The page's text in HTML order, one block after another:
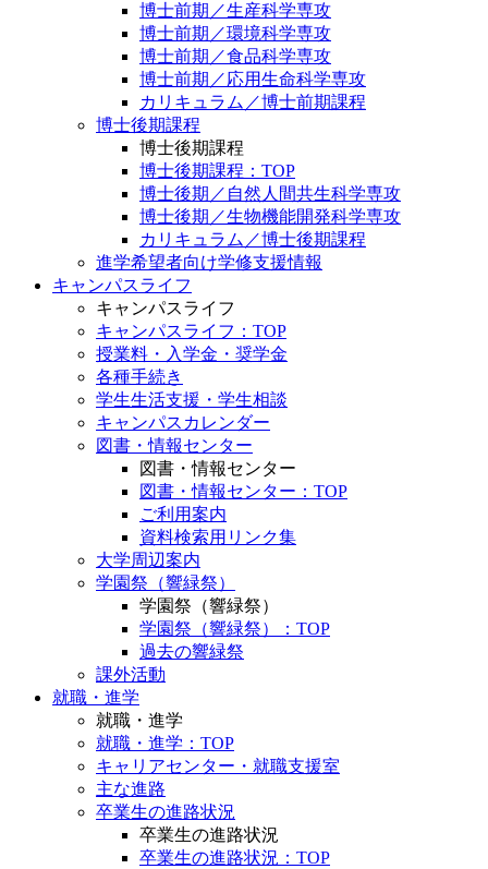
博士前期／生産科学専攻
博士前期／環境科学専攻
博士前期／食品科学専攻
博士前期／応用生命科学専攻
カリキュラム／博士前期課程
博士後期課程
博士後期課程
博士後期課程：TOP
博士後期／自然人間共生科学専攻
博士後期／生物機能開発科学専攻
カリキュラム／博士後期課程
進学希望者向け学修支援情報
キャンパスライフ
キャンパスライフ
キャンパスライフ：TOP
授業料・入学金・奨学金
各種手続き
学生生活支援・学生相談
キャンパスカレンダー
図書・情報センター
図書・情報センター
図書・情報センター：TOP
ご利用案内
資料検索用リンク集
大学周辺案内
学園祭（響緑祭）
学園祭（響緑祭）
学園祭（響緑祭）：TOP
過去の響緑祭
課外活動
就職・進学
就職・進学
就職・進学：TOP
キャリアセンター・就職支援室
主な進路
卒業生の進路状況
卒業生の進路状況
卒業生の進路状況：TOP